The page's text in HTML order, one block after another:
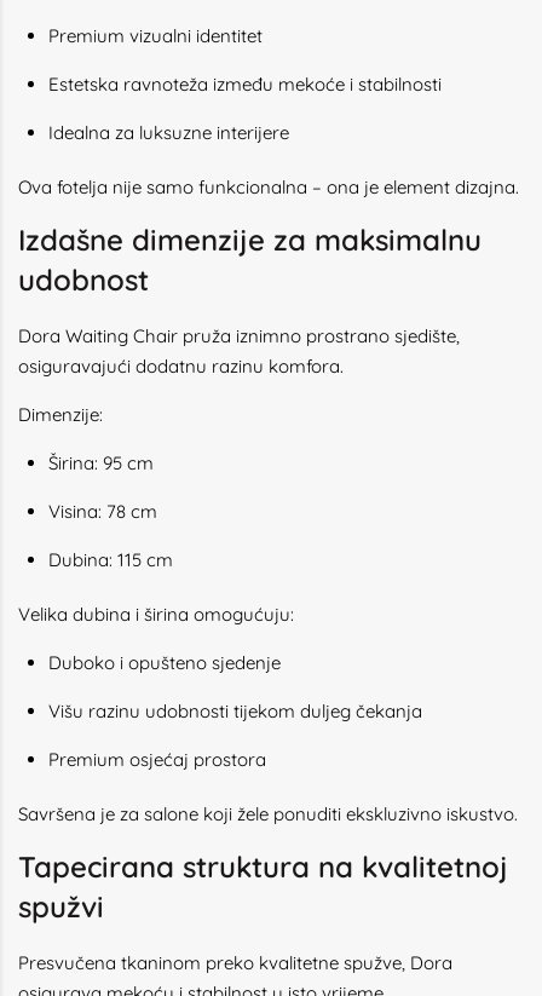
Premium vizualni identitet
Estetska ravnoteža između mekoće i stabilnosti
Idealna za luksuzne interijere
Ova fotelja nije samo funkcionalna – ona je element dizajna.
Izdašne dimenzije za maksimalnu
udobnost
Dora Waiting Chair pruža iznimno prostrano sjedište,
osiguravajući dodatnu razinu komfora.
Dimenzije:
Širina: 95 cm
Visina: 78 cm
Dubina: 115 cm
Velika dubina i širina omogućuju:
Duboko i opušteno sjedenje
Višu razinu udobnosti tijekom duljeg čekanja
Premium osjećaj prostora
Savršena je za salone koji žele ponuditi ekskluzivno iskustvo.
Tapecirana struktura na kvalitetnoj
spužvi
Presvučena tkaninom preko kvalitetne spužve, Dora